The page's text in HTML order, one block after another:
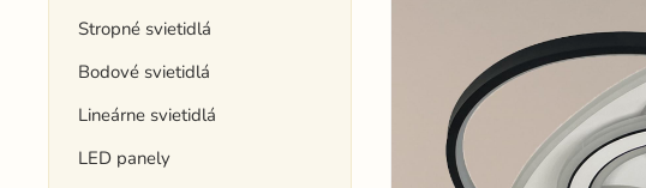
Stropné svietidlá
Bodové svietidlá
Lineárne svietidlá
LED panely